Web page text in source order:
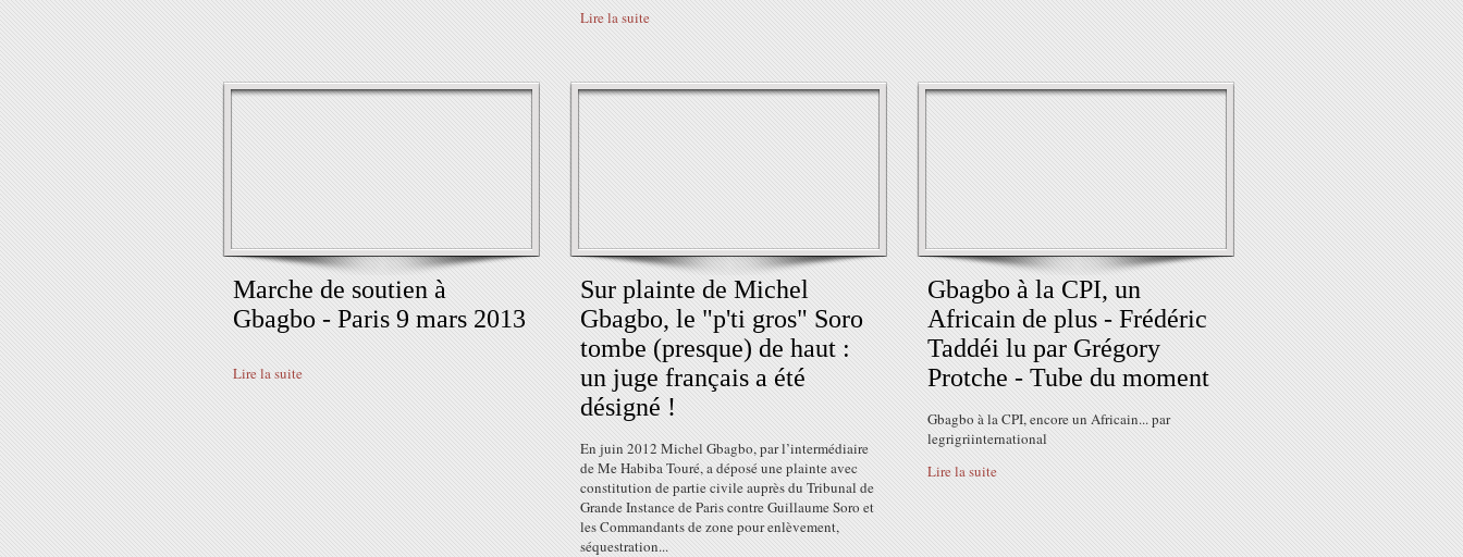
Lire la suite
Marche de soutien à
Gbagbo - Paris 9 mars 2013
Lire la suite
Sur plainte de Michel
Gbagbo, le "p'ti gros" Soro
tombe (presque) de haut :
un juge français a été
désigné !
En juin 2012 Michel Gbagbo, par l’intermédiaire
de Me Habiba Touré, a déposé une plainte avec
constitution de partie civile auprès du Tribunal de
Grande Instance de Paris contre Guillaume Soro et
les Commandants de zone pour enlèvement,
séquestration...
Gbagbo à la CPI, un
Africain de plus - Frédéric
Taddéi lu par Grégory
Protche - Tube du moment
Gbagbo à la CPI, encore un Africain... par
legrigriinternational
Lire la suite